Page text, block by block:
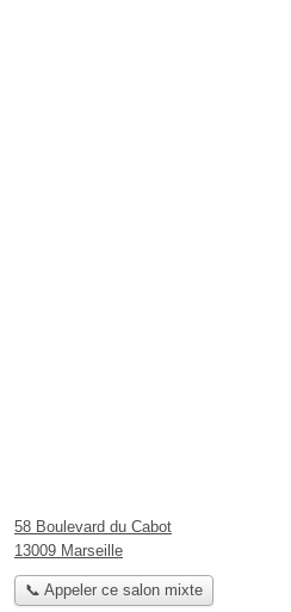
58 Boulevard du Cabot
13009 Marseille
📞 Appeler ce salon mixte